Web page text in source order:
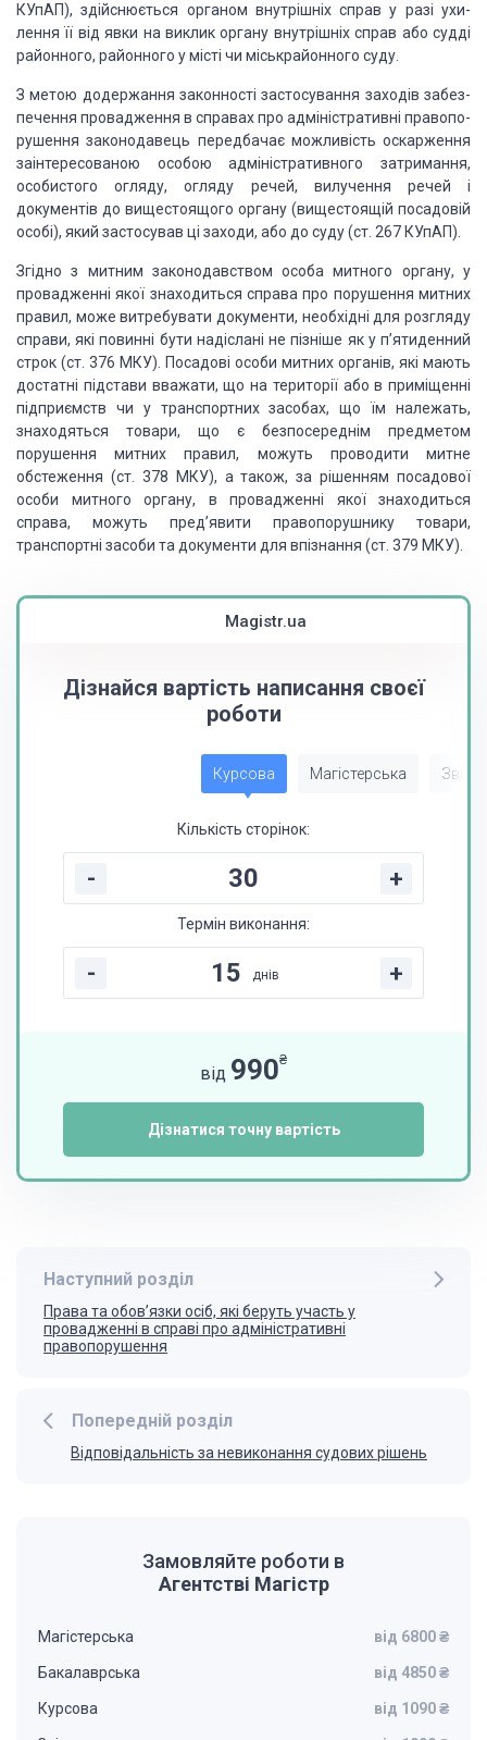
КУпАП), здійснюється органом внутрішніх справ у разі ухи­
лення її від явки на виклик органу внутрішніх справ або судді
районного, районного у місті чи міськрайонного суду.
З метою додержання законності застосування заходів забез­
печення провадження в справах про адміністративні правопо­
рушення законодавець передбачає можливість оскарження
за­інтересованою особою адміністративного затримання,
особис­того огляду, огляду речей, вилучення речей і
документів до вищестоящого органу (вищестоящій посадовій
особі), який за­стосував ці заходи, або до суду (ст. 267 КУпАП).
Згідно з митним законодавством особа митного органу, у
провадженні якої знаходиться справа про порушення митних
правил, може витребувати документи, необхідні для розгляду
справи, які повинні бути надіслані не пізніше як у п’ятиденний
строк (ст. 376 МКУ). Посадові особи митних органів, які мають
достатні підстави вважати, що на території або в приміщенні
підприємств чи утранспортних засобах, що їм належать,
знахо­дяться товари, що є безпосереднім предметом
порушення мит­них правил, можуть проводити митне
обстеження (ст. 378 МКУ), а також, за рішенням посадової
особи митного органу, в провадженні якоїзнаходиться
справа, можуть пред’явити правопорушнику товари,
транспортні засоби та документи для впізнання (ст. 379 МКУ).
Magistr.ua
Дізнайся вартість написання своєї
роботи
Курсова Магістерська Звіт
Кількість сторінок:
- +
Термін виконання:
- днів +
від 990₴
Дізнатися точну вартість
Попередній розділ
Відповідальність за невиконання судових рішень
Наступний розділ
Права та обов’язки осіб, які беруть участь у
провадженні в справі про адміністративні
правопорушення
Замовляйте роботи в
Агентстві Магістр
Магістерська від 6800 ₴
Бакалаврська від 4850 ₴
Курсова від 1090 ₴